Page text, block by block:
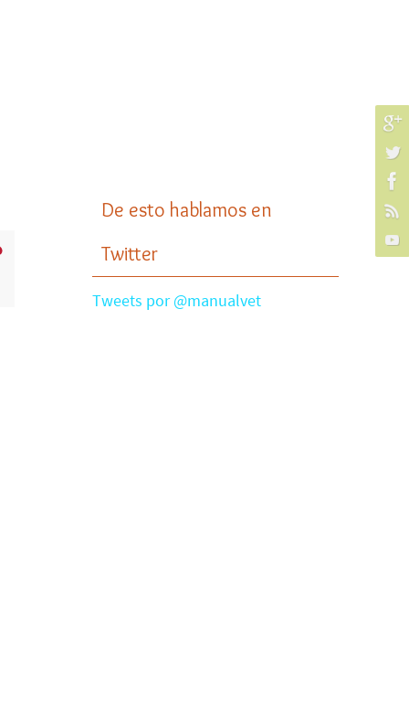
De esto hablamos en
Twitter
Tweets por @manualvet